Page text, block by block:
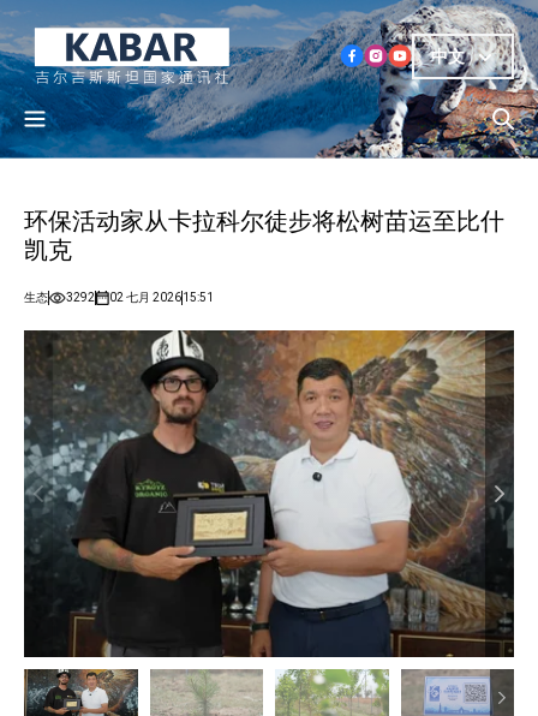
中文
环保活动家从卡拉科尔徒步将松树苗运至比什
凯克
生态 3292 02 七月 202615:51